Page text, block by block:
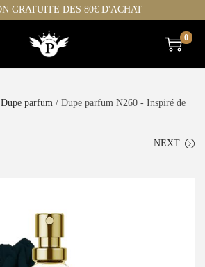
GRATUITE DES 80€ D'ACHAT
0
Dupe parfum / Dupe parfum N260 - Inspiré de
NEXT